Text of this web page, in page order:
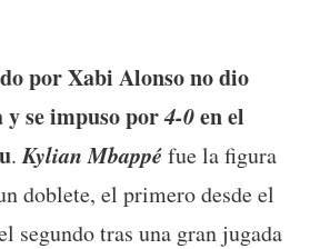
por Xabi Alonso no dio
y se impuso por4-0en el
.Kylian Mbappéfue la figura
doblete, el primero desde el
segundo tras una gran jugada